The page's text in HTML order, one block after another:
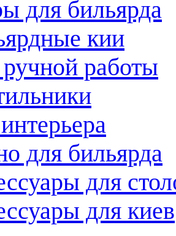
для бильярда
кии
работы
для бильярда
для
для киев